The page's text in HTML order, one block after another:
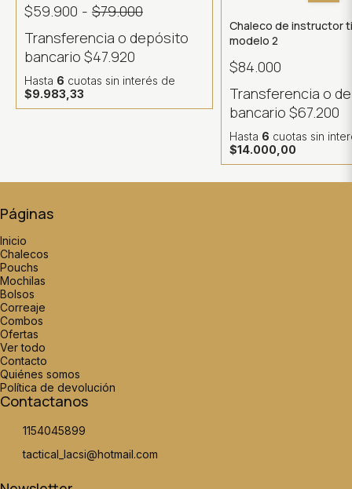
$59.900 - $79.000
Transferencia o depósito
bancario $47.920
Hasta 6 cuotas sin interés de
$9.983,33
Chaleco de instructor
modelo 2
$84.000
Transferencia o
bancario$67.200
Hasta 6 cuotas sin
$14.000,00
Páginas
Inicio
Chalecos
Pouchs
Mochilas
Bolsos
Correaje
Combos
Ofertas
Ver todo
Contacto
Quiénes somos
Política de devolución
Contactanos
1154045899
tactical_lacsi@hotmail.com